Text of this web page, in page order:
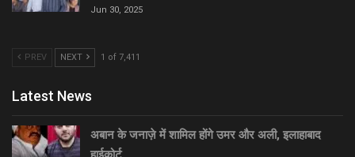
Jun 30, 2025
PREV NEXT 1 of 7,411
Latest News
अबान के जनाज़े में शामिल होंगे उमर और अली, इलाहाबाद